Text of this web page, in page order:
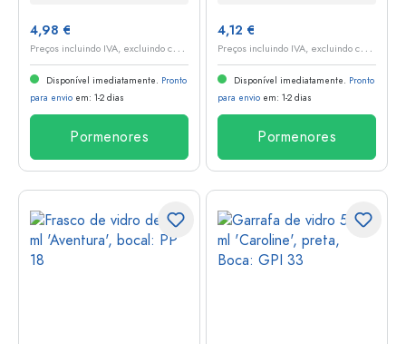
4,98 €
P
reços incluindo IVA, excluindo custos de envio
Disponível imediatamente. Pronto
para envio em: 1-2 dias
Pormenores
4,12 €
P
reços incluindo IVA, excluindo custos de envio
Disponível imediatamente. Pronto
para envio em: 1-2 dias
Pormenores